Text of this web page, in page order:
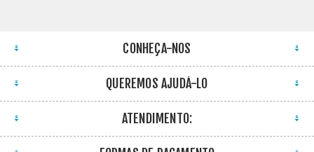
CONHEÇA-NOS
QUEREMOS AJUDÁ-LO
ATENDIMENTO: